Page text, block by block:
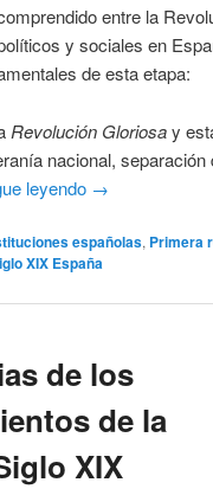
entre la
y sociales en
de esta etapa:
Revolución Gloriosay
nacional, separación
leyendo →
españolas, Primera
XIX España
de los
de la
XIX